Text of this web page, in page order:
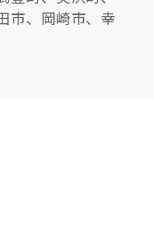
市、岡崎市、幸